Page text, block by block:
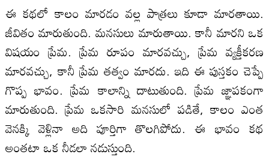
ఈ కథలో కాలం మారడం వల్ల పాత్రలు కూడా మారతాయి.
జీవితం మారుతుంది. మనసులు మారుతాయి. కానీ మారని ఒక
విషయం ప్రేమ. ప్రేమ రూపం మారవచ్చు, ప్రేమ వ్యక్తీకరణ
మారవచ్చు, కానీ ప్రేమ తత్వం మారదు. ఇది ఈ పుస్తకం చెప్పే
గొప్ప భావం. ప్రేమ కాలాన్ని దాటుతుంది. ప్రేమ జ్ఞాపకంగా
మారుతుంది. ప్రేమ ఒకసారి మనసులో పడితే, కాలం ఎంత
వెనక్కి వెళ్లినా అది పూర్తిగా తొలగిపోదు. ఈ భావం కథ
అంతటా ఒక నీడలా నడుస్తుంది.